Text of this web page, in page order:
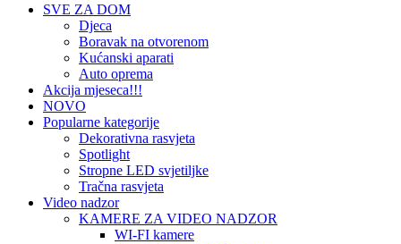
SVE ZA DOM
Djeca
Boravak na otvorenom
Kućanski aparati
Auto oprema
Akcija mjeseca!!!
NOVO
Popularne kategorije
Dekorativna rasvjeta
Spotlight
Stropne LED svjetiljke
Tračna rasvjeta
Video nadzor
KAMERE ZA VIDEO NADZOR
WI-FI kamere